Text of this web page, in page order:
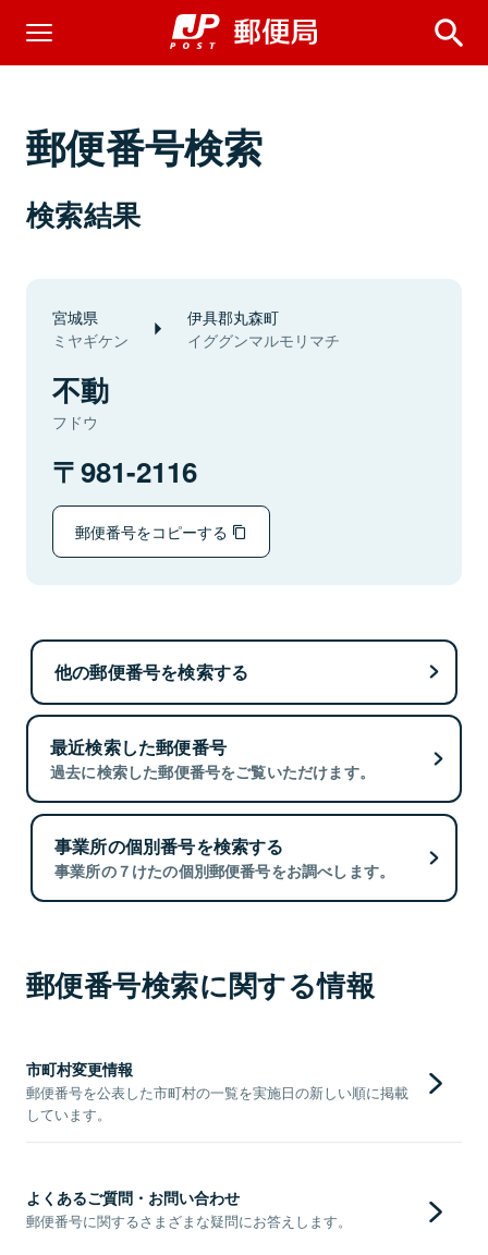
郵便番号検索
検索結果
宮城県
ミヤギケン
伊具郡丸森町
イググンマルモリマチ
不動
フドウ
981-2116
郵便番号をコピーする
他の郵便番号を検索する
最近検索した郵便番号
過去に検索した郵便番号をご覧いただけます。
事業所の個別番号を検索する
事業所の７けたの個別郵便番号をお調べします。
郵便番号検索に関する情報
市町村変更情報
郵便番号を公表した市町村の一覧を実施日の新しい順に掲載
しています。
よくあるご質問・お問い合わせ
郵便番号に関するさまざまな疑問にお答えします。